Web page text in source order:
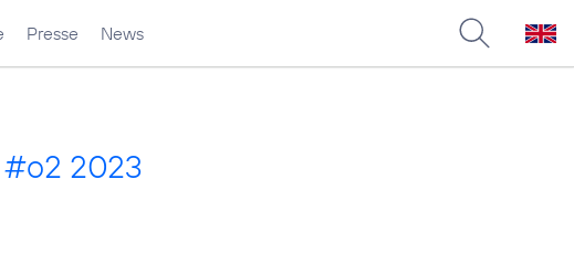
Presse News
2023